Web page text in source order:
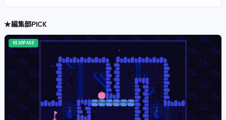
★編集部PICK
HIGOPAGE